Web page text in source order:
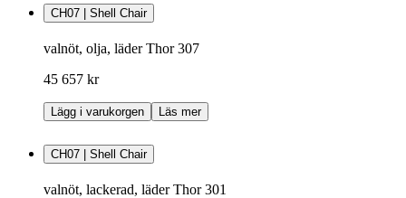
CH07 | Shell Chair
valnöt, olja, läder Thor 307
45 657 kr
Lägg i varukorgen Läs mer
CH07 | Shell Chair
valnöt, lackerad, läder Thor 301